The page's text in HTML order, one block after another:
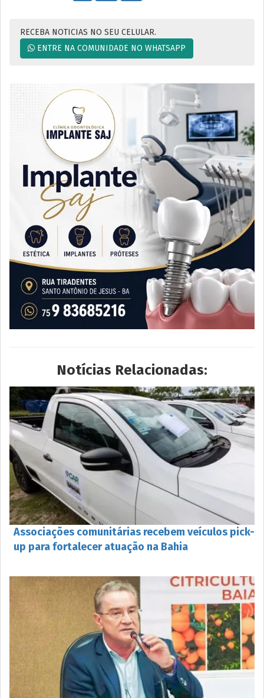
RECEBA NOTICIAS NO SEU CELULAR.
ENTRE NA COMUNIDADE NO WHATSAPP
Notícias Relacionadas:
Associações comunitárias recebem veículos pick-
up para fortalecer atuação na Bahia